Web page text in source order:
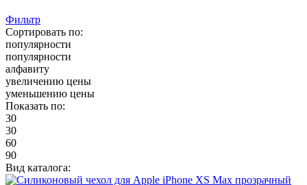
Фильтр
Сортировать по:
популярности
популярности
алфавиту
увеличению цены
уменьшению цены
Показать по:
30
30
60
90
Вид каталога: